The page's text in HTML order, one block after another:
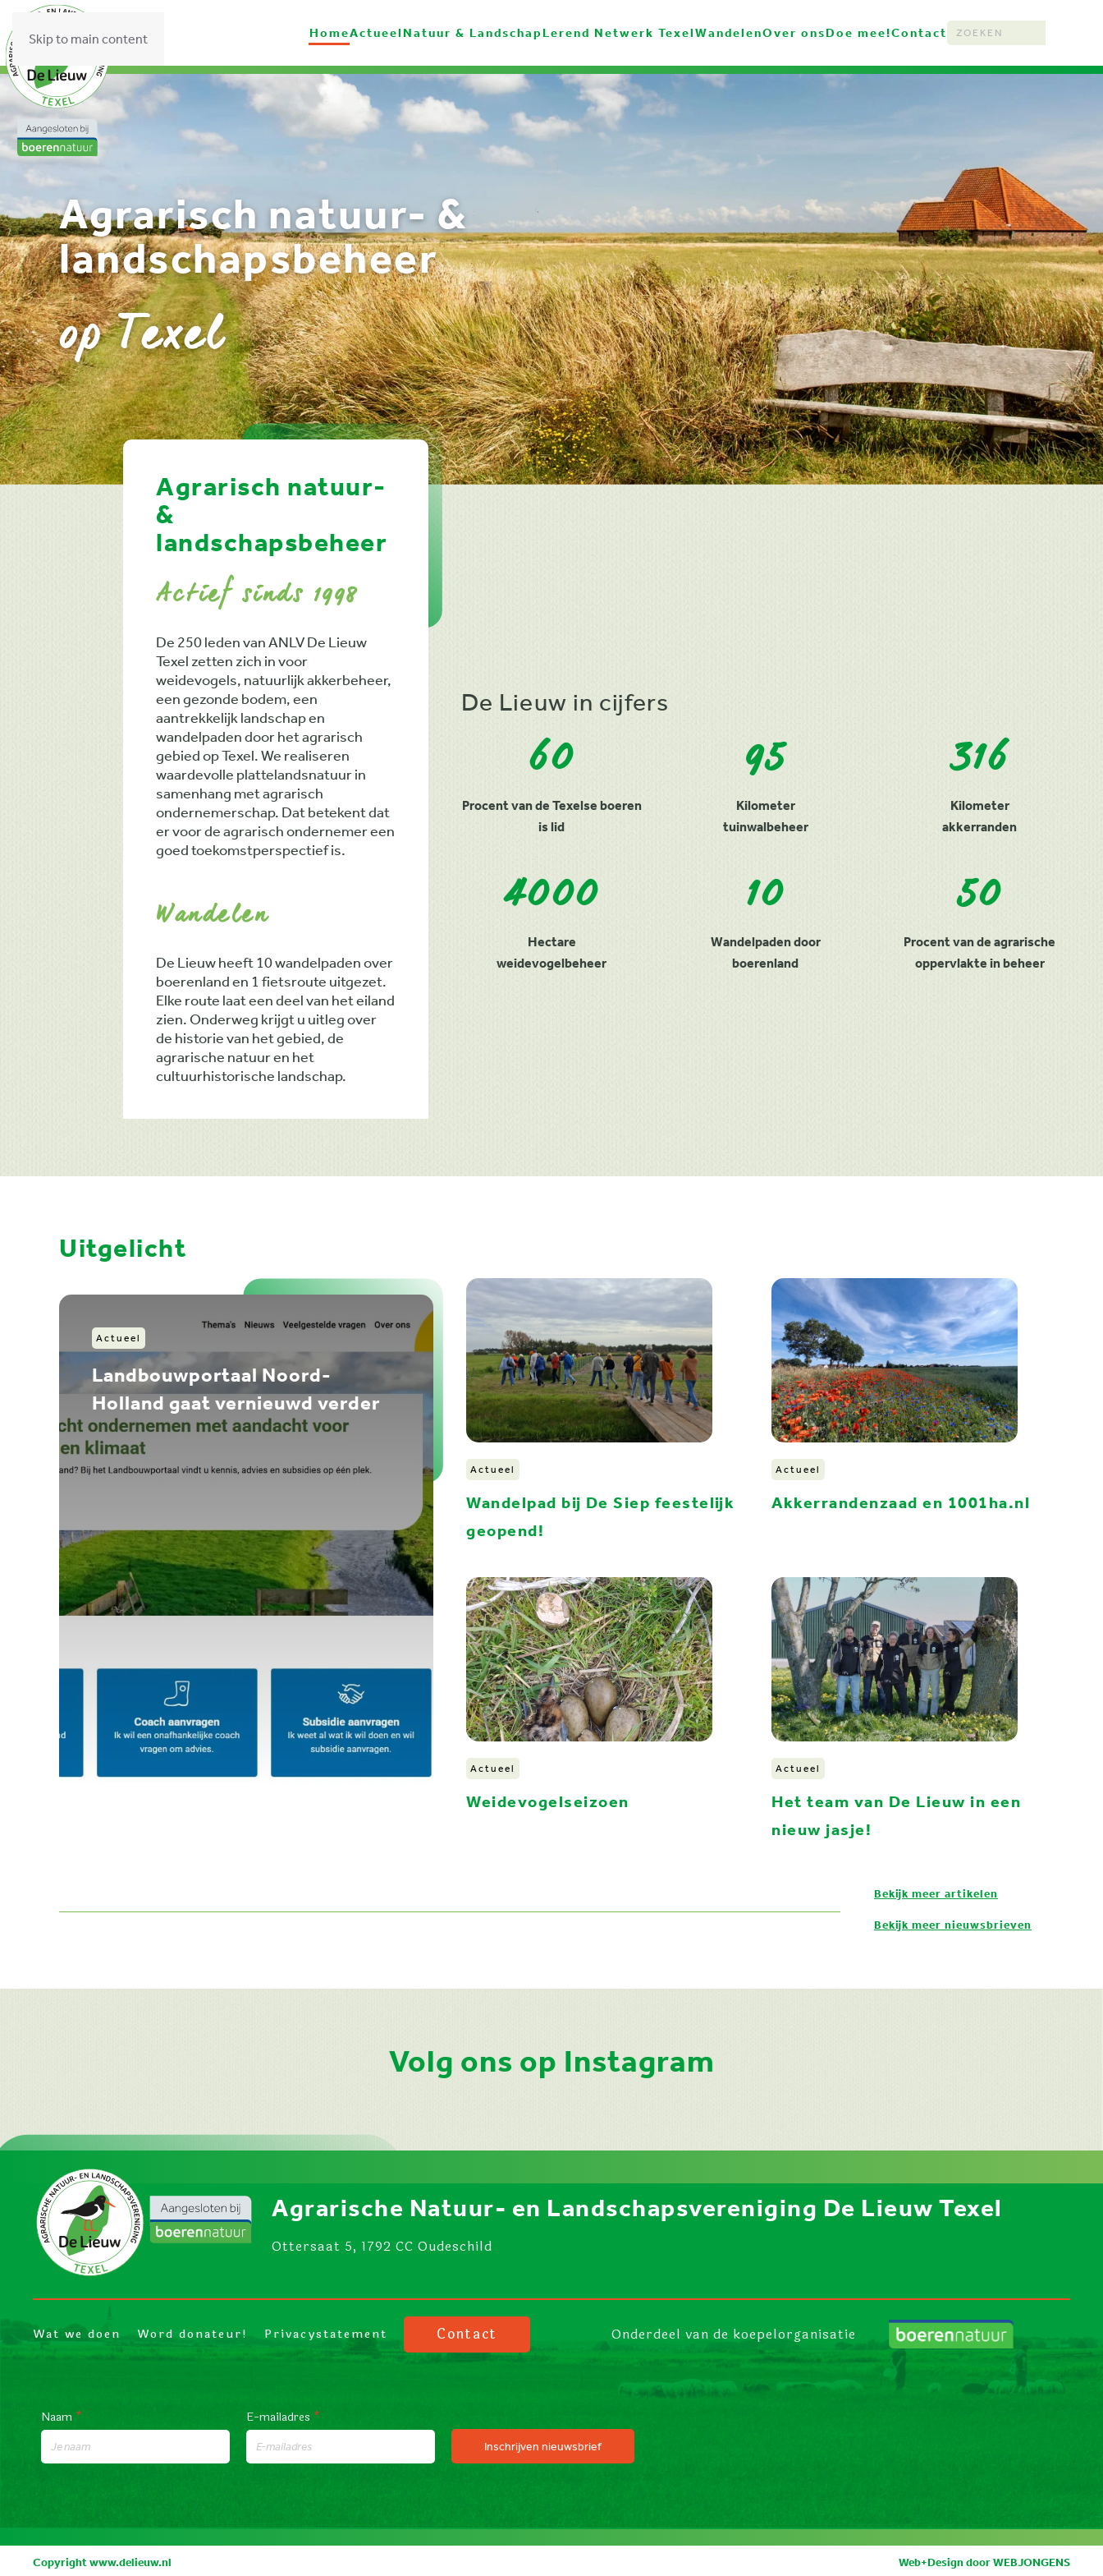
Skip to main content HomeActueel Natuur & Landschap Lerend Netwerk TexelWandelenOver onsDoe mee!Contact
Agrarisch natuur- &
landschapsbeheer
op Texel
Agrarisch natuur-
&
landschapsbeheer
Actief sinds 1998
De 250 leden van ANLV De Lieuw
Texel zetten zich in voor
weidevogels, natuurlijk akkerbeheer,
een gezonde bodem, een
aantrekkelijk landschap en
wandelpaden door het agrarisch
gebied op Texel. We realiseren
waardevolle plattelandsnatuur in
samenhang met agrarisch
ondernemerschap. Dat betekent dat
er voor de agrarisch ondernemer een
goed toekomstperspectief is.
Wandelen
De Lieuw heeft 10 wandelpaden over
boerenland en 1 fietsroute uitgezet.
Elke route laat een deel van het eiland
zien. Onderweg krijgt u uitleg over
de historie van het gebied, de
agrarische natuur en het
cultuurhistorische landschap.
De Lieuw in cijfers
60
Procent van de Texelse boeren
is lid
7,5
Kilometer natuurvriendelijke
oever
95
Kilometer
tuinwalbeheer
363
Hectare
rustperiode
316
Kilometer
akkerranden
4000
Hectare
weidevogelbeheer
214
Hectare
greppels
10
Wandelpaden door
boerenland
10
Wandelpaden door
boerenland
50
Procent van de agrarische
oppervlakte in beheer
Uitgelicht
Actueel
Landbouwportaal Noord-
Holland gaat vernieuwd verder
Actueel
Wandelpad bij De Siep feestelijk
geopend!
Actueel
Akkerrandenzaad en 1001ha.nl
Actueel
Weidevogelseizoen
Actueel
Het team van De Lieuw in een
nieuw jasje!
Bekijk meer artikelen
Bekijk meer nieuwsbrieven
Volg ons op Instagram
Agrarische Natuur- en Landschapsvereniging De Lieuw Texel
Ottersaat 5, 1792 CC Oudeschild
Wat we doen Word donateur! Privacystatement Contact Onderdeel van de koepelorganisatie
Naam * E-mailadres *
Inschrijven nieuwsbrief
Copyrightwww.delieuw.nl Web+Design doorWEBJONGENS